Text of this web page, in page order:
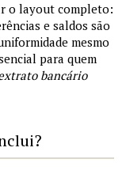
o layout completo:
e saldos são
mesmo
para quem
bancário